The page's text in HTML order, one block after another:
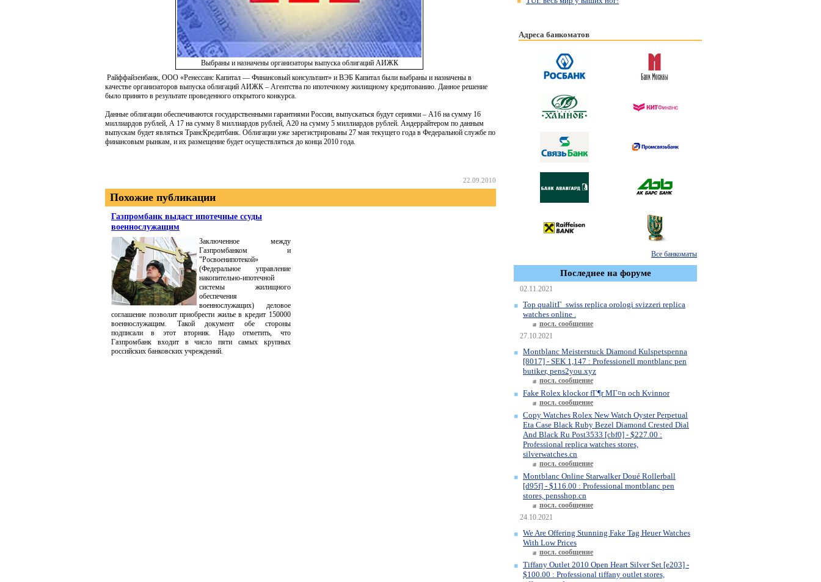
Выбраны и назначены организаторы выпуска облигаций АИЖК
Райффайзенбанк, ООО «Ренессанс Капитал — Финансовый консультант» и ВЭБ Капитал были выбраны и назначены в
качестве организаторов выпуска облигаций АИЖК – Агентства по ипотечному жилищному кредитованию. Данное решение
было принято в результате проведенного открытого конкурса.
Данные облигации обеспечиваются государственными гарантиями России, выпускаться будут сериями – А16 на сумму 16
миллиардов рублей, А 17 на сумму 8 миллиардов рублей, А20 на сумму 5 миллиардов рублей. Андеррайтером по данным
выпускам будет являться ТрансКредитбанк. Облигации уже зарегистрированы 27 мая текущего года в Федеральной службе по
финансовым рынкам, и их размещение будет осуществляться до конца 2010 года.
22.09.2010
Похожие публикации
Газпромбанк выдаст ипотечные ссуды
военнослужащим
Заключенное между
Газпромбанком и
"Росвоенипотекой»
(Федеральное управление
накопительно-ипотечной
системы жилищного
обеспечения
военнослужащих) деловое
соглашение позволит приобрести жилье в кредит 150000
военнослужащим. Такой документ обе стороны
подписали в этот вторник. Надо отметить, что
Газпромбанк входит в число пяти самых крупных
российских банковских учреждений.
Адреса банкоматов
Все банкоматы
Последнее на форуме
02.11.2021
Top qualitГ swiss replica orologi svizzeri replica
watches online .
посл. сообщение
27.10.2021
Montblanc Meisterstuck Diamond Kulspetspenna
[8017] - SEK 1,147 : Professionell montblanc pen
butiker, pens2you.xyz
посл. сообщение
Fake Rolex klockor fГ¶r MГ¤n och Kvinnor
посл. сообщение
Copy Watches Rolex New Watch Oyster Perpetual
Eta Case Black Ruby Bezel Diamond Crested Dial
And Black Ru Post3533 [cbf0] - $227.00 :
Professional replica watches stores,
silverwatches.cn
посл. сообщение
Montblanc Online Starwalker Doué Rollerball
[d95f] - $116.00 : Professional montblanc pen
stores, pensshop.cn
посл. сообщение
24.10.2021
We Are Offering Stunning Fake Tag Heuer Watches
With Low Prices
посл. сообщение
Tiffany Outlet 2010 Open Heart Silver Set [e203] -
$100.00 : Professional tiffany outlet stores,